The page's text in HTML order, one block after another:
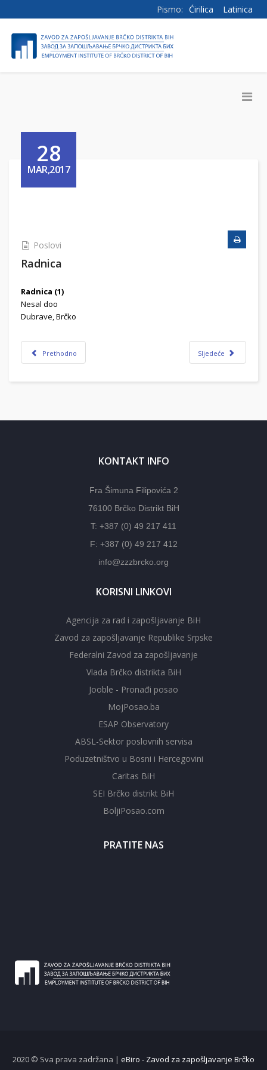
Pismo: Ćirilica Latinica
28
MAR,2017
Poslovi
Radnica
Radnica (1)
Nesal doo
Dubrave, Brčko
Prethodno Sljedeće
KONTAKT INFO
Fra Šimuna Filipovića 2
76100 Brčko Distrikt BiH
T: +387 (0) 49 217 411
F: +387 (0) 49 217 412
info@zzzbrcko.org
KORISNI LINKOVI
Agencija za rad i zapošljavanje BiH
Zavod za zapošljavanje Republike Srpske
Federalni Zavod za zapošljavanje
Vlada Brčko distrikta BiH
Jooble - Pronađi posao
MojPosao.ba
ESAP Observatory
ABSL-Sektor poslovnih servisa
Poduzetništvo u Bosni i Hercegovini
Caritas BiH
SEI Brčko distrikt BiH
BoljiPosao.com
PRATITE NAS
2020 © Sva prava zadržana | eBiro - Zavod za zapošljavanje Brčko